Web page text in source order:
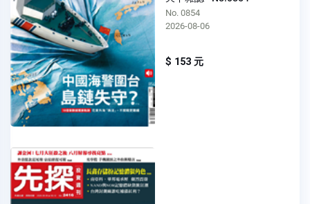
No. 0854
2026-08-06
$ 153 元